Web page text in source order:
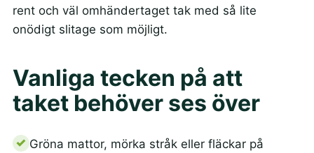
rent och väl omhändertaget tak med så lite
onödigt slitage som möjligt.
Vanliga tecken på att
taket behöver ses över
Gröna mattor, mörka stråk eller fläckar på